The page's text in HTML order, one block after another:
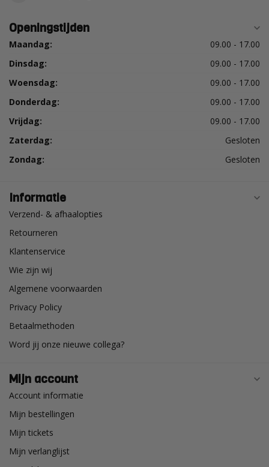
Openingstijden
Maandag:
09.00 - 17.00
Dinsdag:
09.00 - 17.00
Woensdag:
09.00 - 17.00
Donderdag:
09.00 - 17.00
Vrijdag:
09.00 - 17.00
Zaterdag:
Gesloten
Zondag:
Gesloten
Informatie
Verzend- & afhaalopties
Retourneren
Klantenservice
Wie zijn wij
Algemene voorwaarden
Privacy Policy
Betaalmethoden
Word jij onze nieuwe collega?
Mijn account
Account informatie
Mijn bestellingen
Mijn tickets
Mijn verlanglijst